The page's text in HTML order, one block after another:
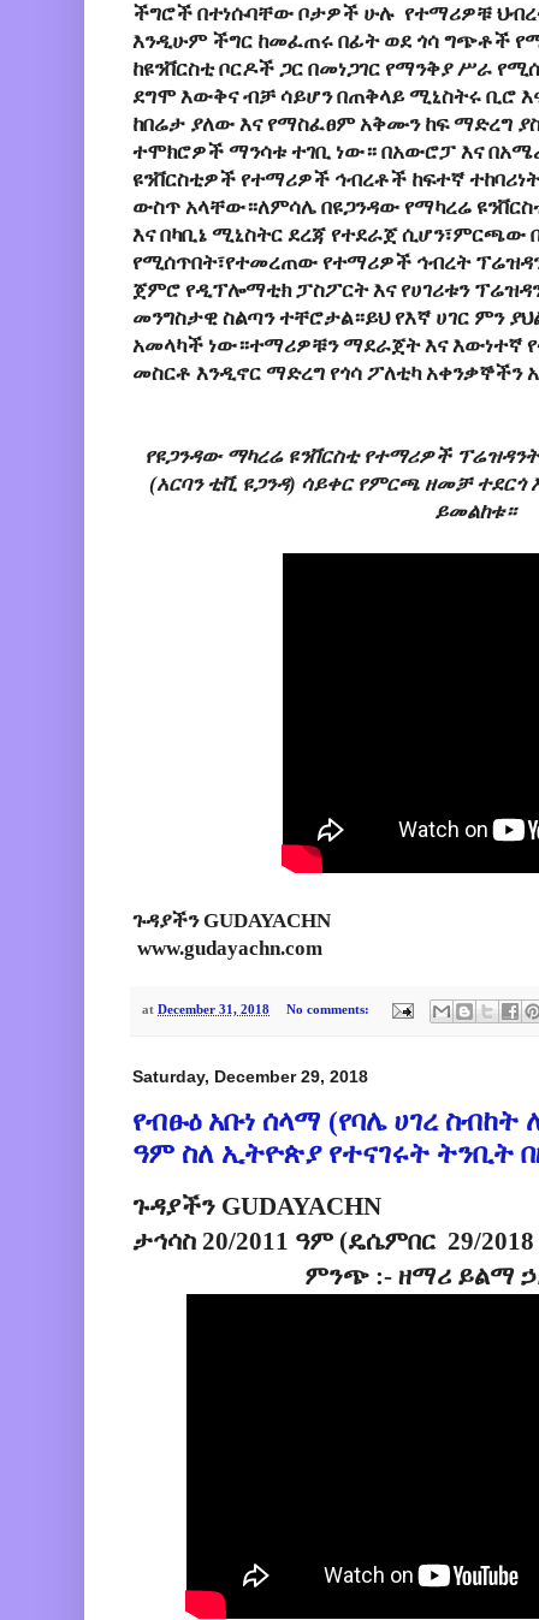
ችግሮች በተነሱባቸው ቦታዎች ሁሉ የተማሪዎቹ
እንዲሁም ችግር ከመፈጠሩ በፊት ወደ ጎሳ ግጭቶች
ከዩንቨርስቲ ቦርዶች ጋር በመነጋገር የማንቅያ ሥራ
ደግሞ እውቅና ብቻ ሳይሆን በጠቅላይ ሚኒስትሩ ቢሮ
ከበሬታ ያለው እና የማስፈፀም አቅሙን ከፍ ማድረግ
ተሞክሮዎች ማንሳቱ ተገቢ ነው። በአውሮፓ እና
ዩንቨርስቲዎች የተማሪዎች ኅብረቶች ከፍተኛ
ውስጥ አላቸው።ለምሳሌ በዩጋንዳው የማካረሬ
እና በካቢኔ ሚኒስትር ደረጃ የተደራጀ
የሚሰጥበት፣የተመረጠው የተማሪዎች ኅብረት
ጀምሮ የዲፕሎማቲክ ፓስፖርት እና የሀገሪቱን
መንግስታዊ ስልጣን ተቸሮታል።ይህ የእኛ ሀገር ምን
አመላካች ነው።ተማሪዎቹን ማደራጀት እና እውነተኛ
መስርቶ እንዲኖር ማድረግ የጎሳ ፖለቲካ አቀንቃኞችን
የዩጋንዳው ማካረሬ ዩንቨርስቲ የተማሪዎች
(አርባን ቲቪ ዩጋንዳ) ሳይቀር የምርጫ ዘመቻ ተደርጎ
ይመልከቱ።
ጉዳያችን GUDAYACHN
www.gudayachn.com
at December 31, 2018 No comments:
Saturday, December 29, 2018
የብፁዕ አቡነ ሰላማ (የባሌ ሀገረ ስብከት
ዓም ስለ ኢትዮጵያ የተናገሩት ትንቢት
ጉዳያችን GUDAYACHN
ታኅሳስ 20/2011 ዓም (ዴሴምበር 29/
ምንጭ :- ዘማሪ ይልማ